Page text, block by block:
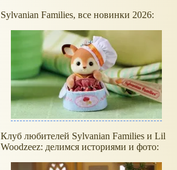
Sylvanian Families, все новинки 2026:
Клуб любителей Sylvanian Families и Lil
Woodzeez: делимся историями и фото: